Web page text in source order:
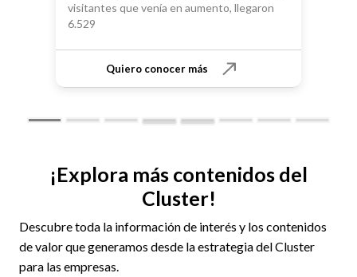
visitantes que venía en aumento, llegaron
6.529
Quiero conocer más
¡Explora más contenidos del
Cluster!
Descubre toda la información de interés y los contenidos
de valor que generamos desde la estrategia del Cluster
para las empresas.